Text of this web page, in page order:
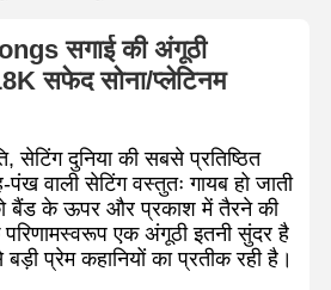
सगाई की अंगूठी
सफेद सोना/प्लेटिनम
सेटिंग दुनिया की सबसे प्रतिष्ठित
वाली सेटिंग वस्तुतः गायब हो जाती
बैंड के ऊपर और प्रकाश में तैरने की
एक अंगूठी इतनी सुंदर है
प्रेम कहानियों का प्रतीक रही है।